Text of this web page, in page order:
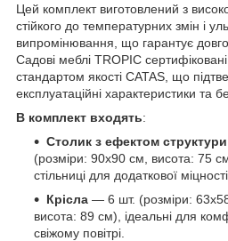
Цей комплект виготовлений з
стійкого до температурних змін і
випромінювання, що гарантує
Садові меблі TROPIC
стандартом якості CATAS, що
експлуатаційні характеристики та
В комплект входять:
Столик з ефектом
(розміри: 90х90 см, висота: 75
стільниці для додаткової
Крісла — 6 шт. (розміри:
висота: 89 см), ідеальні для
свіжому повітрі.